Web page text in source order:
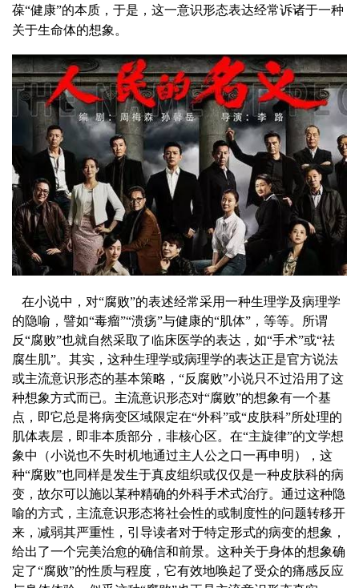
葆“健康”的本质，于是，这一意识形态表达经常诉诸于一种
关于生命体的想象。
在小说中，对“腐败”的表述经常采用一种生理学及病理学
的隐喻，譬如“毒瘤”“溃疡”与健康的“肌体”，等等。所谓
反“腐败”也就自然采取了临床医学的表达，如“手术”或“祛
腐生肌”。其实，这种生理学或病理学的表达正是官方说法
或主流意识形态的基本策略，“反腐败”小说只不过沿用了这
种想象方式而已。主流意识形态对“腐败”的想象有一个基
点，即它总是将病变区域限定在“外科”或“皮肤科”所处理的
肌体表层，即非本质部分，非核心区。在“主旋律”的文学想
象中（小说也不失时机地通过主人公之口一再申明），这
种“腐败”也同样是发生于真皮组织或仅仅是一种皮肤科的病
变，故尔可以施以某种精确的外科手术式治疗。通过这种隐
喻的方式，主流意识形态将社会性的或制度性的问题转移开
来，减弱其严重性，引导读者对于特定形式的病变的想象，
给出了一个完美治愈的确信和前景。这种关于身体的想象确
定了“腐败”的性质与程度，它有效地唤起了受众的痛感反应